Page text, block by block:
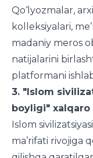
Qo‘lyozmalar,
kolleksiyalari,
madaniy meros
natijalarini
platformani
3. "Islom
boyligi" xalqaro
Islom
ma’rifati rivojiga